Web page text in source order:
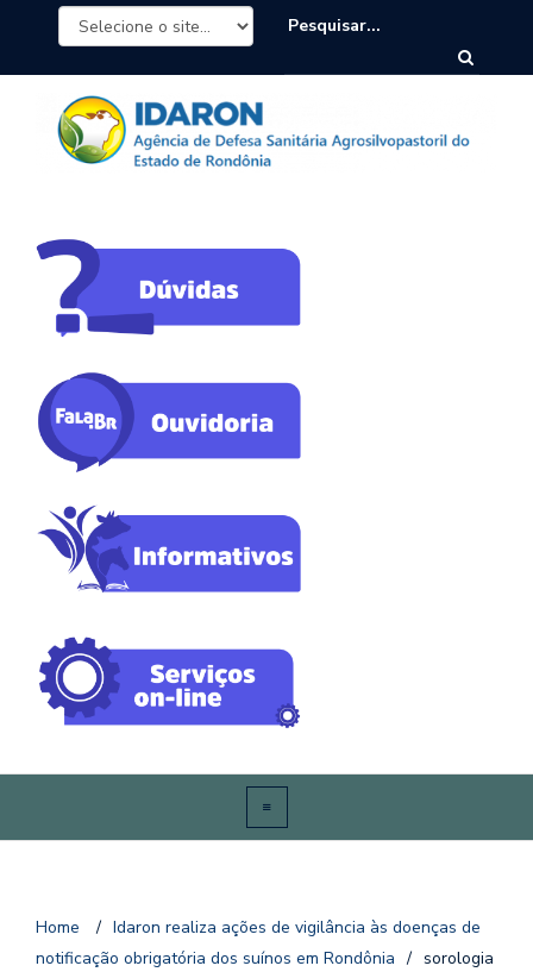
Home / Idaron realiza ações de vigilância às doenças de
notificação obrigatória dos suínos em Rondônia / sorologia